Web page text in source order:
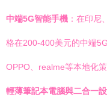
中端5G智能手機 ：在印尼
格在200-400美元的中端
OPPO、realme等本地化
輕薄筆記本電腦與二合一